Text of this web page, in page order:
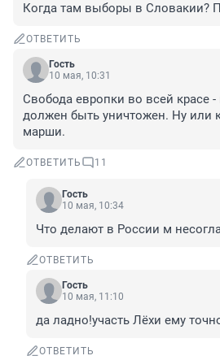
Когда там выборы в Словакии?
ОТВЕТИТЬ
Гость
10 мая, 10:31
Свобода европки во всей красе
должен быть уничтожен. Ну или
марши.
ОТВЕТИТЬ 11
Гость
10 мая, 10:34
Что делают в России м
ОТВЕТИТЬ
Гость
10 мая, 11:10
да ладно!участь Лёхи ему
ОТВЕТИТЬ